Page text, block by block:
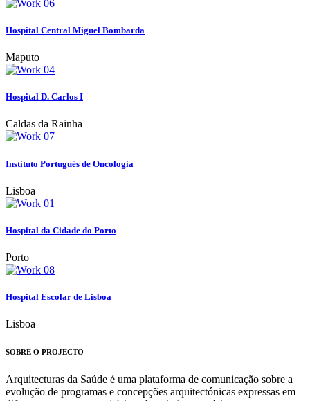
Hospital Central Miguel Bombarda
Maputo
Hospital D. Carlos I
Caldas da Rainha
Instituto Português de Oncologia
Lisboa
Hospital da Cidade do Porto
Porto
Hospital Escolar de Lisboa
Lisboa
SOBRE O PROJECTO
Arquitecturas da Saúde é uma plataforma de comunicação sobre a
evolução de programas e concepções arquitectónicas expressas em